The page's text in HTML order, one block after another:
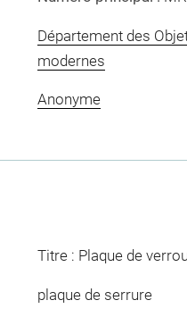
Département des
modernes
Anonyme
Titre : Plaque de
plaque de serrure